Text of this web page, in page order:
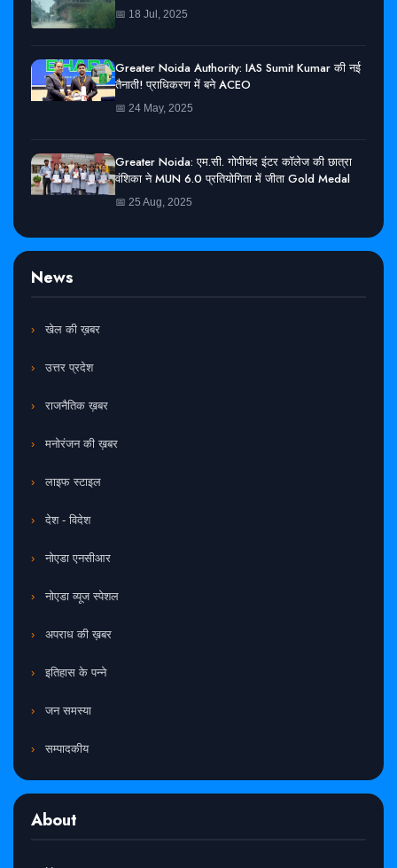
📅 18 Jul, 2025
Greater Noida Authority: IAS Sumit Kumar की नई
तैनाती! प्राधिकरण में बने ACEO
📅 24 May, 2025
Greater Noida: एम.सी. गोपीचंद इंटर कॉलेज की छात्रा
वंशिका ने MUN 6.0 प्रतियोगिता में जीता Gold Medal
📅 25 Aug, 2025
News
खेल की ख़बर
उत्तर प्रदेश
राजनैतिक ख़बर
मनोरंजन की ख़बर
लाइफ स्टाइल
देश - विदेश
नोएडा एनसीआर
नोएडा व्यूज स्पेशल
अपराध की ख़बर
इतिहास के पन्ने
जन समस्या
सम्पादकीय
About